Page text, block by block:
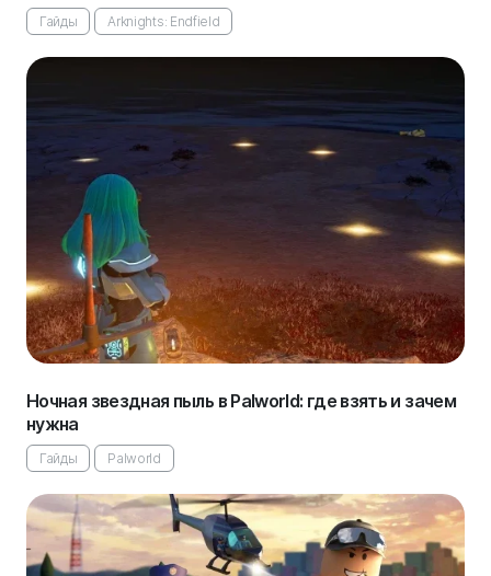
Гайды Arknights: Endfield
Ночная звездная пыль в Palworld: где взять и зачем
нужна
Гайды Palworld